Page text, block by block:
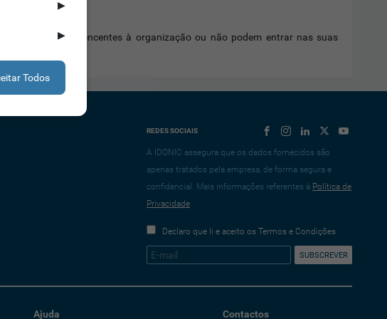
pessoas pertencentes à organização ou não podem entrar nas suas
REDES SOCIAIS
A IDONIC assegura que os dados fornecidos são
apenas tratados pela empresa, de forma segura e
confidencial. Mais informações referentes à Política de
Privacidade
Declaro que li e aceito os Termos e Condições
Ajuda Contactos
▶
▶
Todos